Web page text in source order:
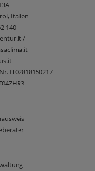
Italien
140
/
IT02818150217